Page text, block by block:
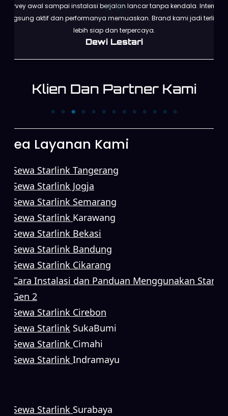
survey awal sampai instalasi berjalan lancar tanpa kendala. Internet
langsung aktif dan performanya memuaskan. Brand kami jadi terlihat
lebih siap dan terpercaya.
Dewi Lestari
Klien Dan Partner Kami
PT. Ruang Raya
Indonesia
PT. Cipta Megaswara
Televisi Kompas TV
Area Layanan Kami
Sewa Starlink Tangerang
Sewa Starlink Jogja
Sewa Starlink Semarang
Sewa Starlink Karawang
Sewa Starlink Bekasi
Sewa Starlink Bandung
Sewa Starlink Cikarang
Cara Instalasi dan Panduan Menggunakan
Gen 2
Sewa Starlink Cirebon
Sewa Starlink SukaBumi
Sewa Starlink Cimahi
Sewa Starlink Indramayu
Sewa Starlink Surabaya